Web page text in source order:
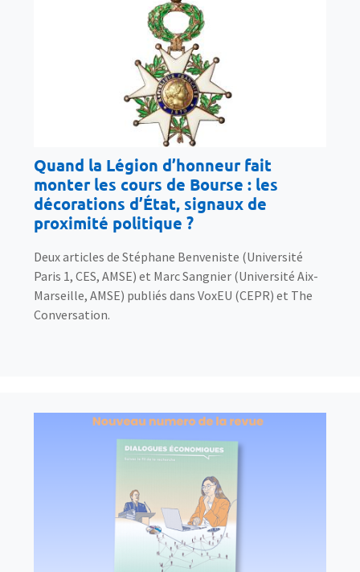
Quand la Légion d’honneur fait
monter les cours de Bourse : les
décorations d’État, signaux de
proximité politique ?
Deux articles de Stéphane Benveniste (Université
Paris 1, CES, AMSE) et Marc Sangnier (Université Aix-
Marseille, AMSE) publiés dans VoxEU (CEPR) et The
Conversation.